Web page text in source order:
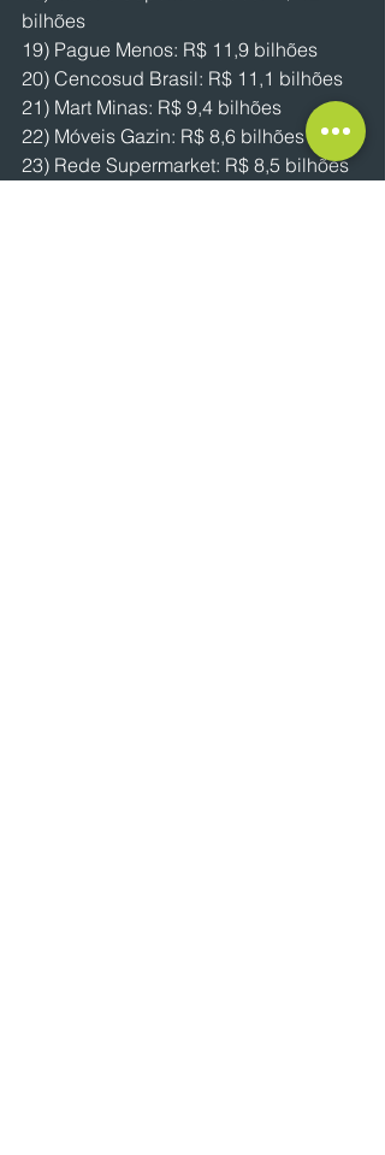
bilhões
19) Pague Menos: R$ 11,9 bilhões
20) Cencosud Brasil: R$ 11,1 bilhões
21) Mart Minas: R$ 9,4 bilhões
22) Móveis Gazin: R$ 8,6 bilhões
23) Rede Supermarket: R$ 8,5 bilhões